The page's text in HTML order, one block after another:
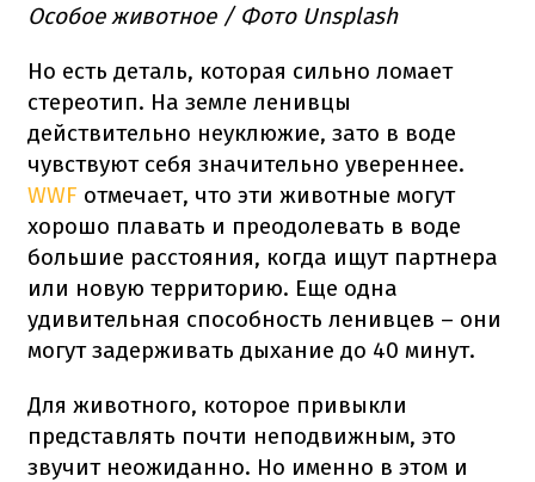
Особое животное / Фото Unsplash
Но есть деталь, которая сильно ломает
стереотип. На земле ленивцы
действительно неуклюжие, зато в воде
чувствуют себя значительно увереннее.
WWF отмечает, что эти животные могут
хорошо плавать и преодолевать в воде
большие расстояния, когда ищут партнера
или новую территорию. Еще одна
удивительная способность ленивцев – они
могут задерживать дыхание до 40 минут.
Для животного, которое привыкли
представлять почти неподвижным, это
звучит неожиданно. Но именно в этом и